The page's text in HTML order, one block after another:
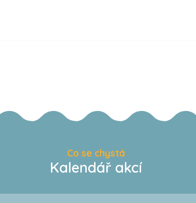
Co se chystá
Kalendář akcí